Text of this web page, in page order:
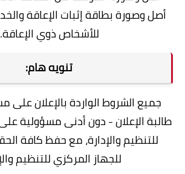
أصل وصورة بطاقة إثبات الإعاقة
للأشخاص ذوي الإعاقة.
تنويه هام:
جميع الشروط الواردة بالإعلان على
طالبة الإعلان - دون أدنى مسؤولية
للتنظيم والإدارة، مع حفظ كافة
للجهاز المركزي للتنظيم